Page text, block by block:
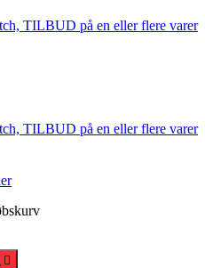
TILBUD på en eller flere varer
TILBUD på en eller flere varer
